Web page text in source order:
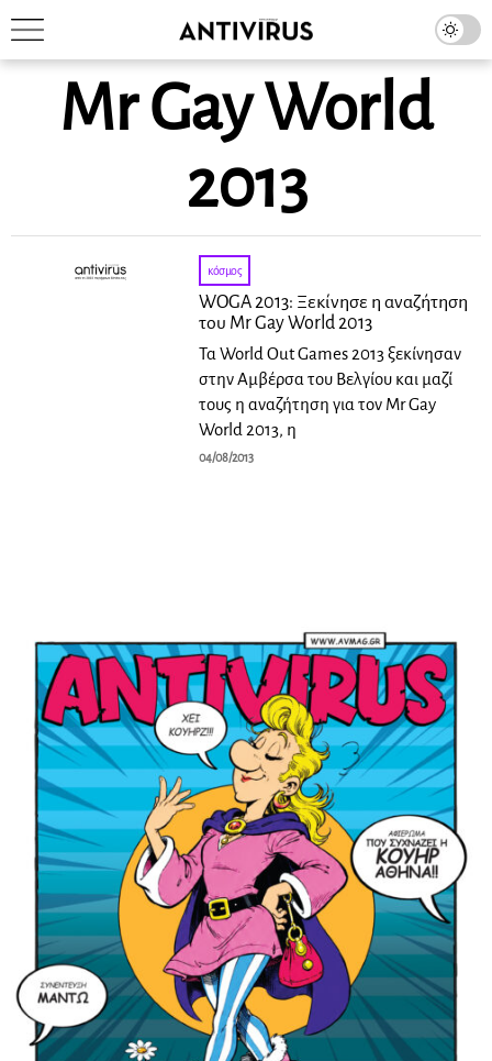
Mr Gay World
2013
κόσμος
WOGA 2013: Ξεκίνησε η αναζήτηση
του Mr Gay World 2013
Τα World Out Games 2013 ξεκίνησαν
στην Αμβέρσα του Βελγίου και μαζί
τους η αναζήτηση για τον Mr Gay
World 2013, η
04/08/2013